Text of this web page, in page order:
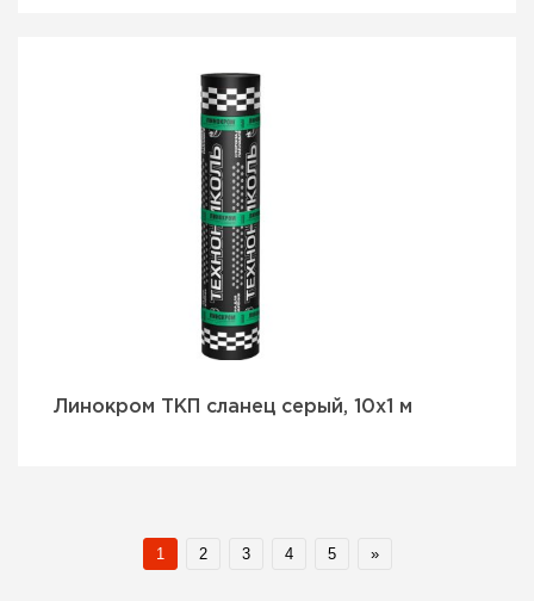
Линокром ТКП сланец серый, 10х1 м
1 2 3 4 5 »